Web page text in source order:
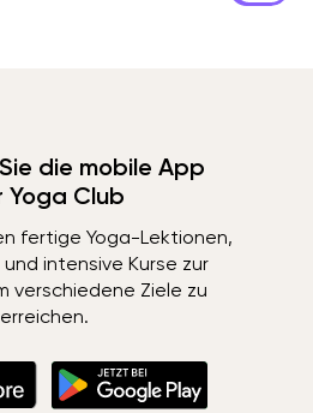
die mobile App
Yoga Club
fertige Yoga-Lektionen,
intensive Kurse zur
verschiedene Ziele zu
erreichen.